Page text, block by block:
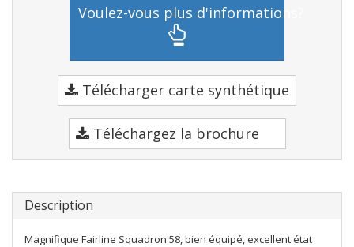
Voulez-vous plus d'informations?
Télécharger carte synthétique
Téléchargez la brochure
Description
Magnifique Fairline Squadron 58, bien équipé, excellent état